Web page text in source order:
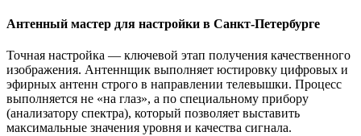
Антенный мастер для настройки в Санкт-Петербурге
Точная настройка — ключевой этап получения качественного
изображения. Антеннщик выполняет юстировку цифровых и
эфирных антенн строго в направлении телевышки. Процесс
выполняется не «на глаз», а по специальному прибору
(анализатору спектра), который позволяет выставить
максимальные значения уровня и качества сигнала.